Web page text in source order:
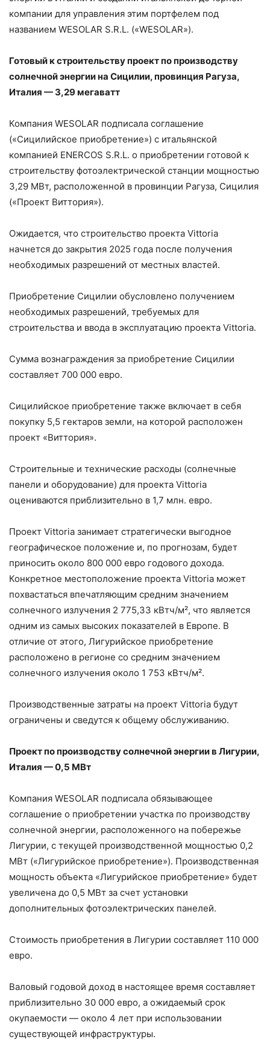
компании для управления этим портфелем под
названием WESOLAR S.R.L. («WESOLAR»).
Готовый к строительству проект по производству
солнечной энергии на Сицилии, провинция Рагуза,
Италия — 3,29 мегаватт
Компания WESOLAR подписала соглашение
(«Сицилийское приобретение») с итальянской
компанией ENERCOS S.R.L. о приобретении готовой к
строительству фотоэлектрической станции мощностью
3,29 МВт, расположенной в провинции Рагуза, Сицилия
(«Проект Виттория»).
Ожидается, что строительство проекта Vittoria
начнется до закрытия 2025 года после получения
необходимых разрешений от местных властей.
Приобретение Сицилии обусловлено получением
необходимых разрешений, требуемых для
строительства и ввода в эксплуатацию проекта Vittoria.
Сумма вознаграждения за приобретение Сицилии
составляет 700 000 евро.
Сицилийское приобретение также включает в себя
покупку 5,5 гектаров земли, на которой расположен
проект «Виттория».
Строительные и технические расходы (солнечные
панели и оборудование) для проекта Vittoria
оцениваются приблизительно в 1,7 млн. евро.
Проект Vittoria занимает стратегически выгодное
географическое положение и, по прогнозам, будет
приносить около 800 000 евро годового дохода.
Конкретное местоположение проекта Vittoria может
похвастаться впечатляющим средним значением
солнечного излучения 2 775,33 кВтч/м², что является
одним из самых высоких показателей в Европе. В
отличие от этого, Лигурийское приобретение
расположено в регионе со средним значением
солнечного излучения около 1 753 кВтч/м².
Производственные затраты на проект Vittoria будут
ограничены и сведутся к общему обслуживанию.
Проект по производству солнечной энергии в Лигурии,
Италия — 0,5 МВт
Компания WESOLAR подписала обязывающее
соглашение о приобретении участка по производству
солнечной энергии, расположенного на побережье
Лигурии, с текущей производственной мощностью 0,2
МВт («Лигурийское приобретение»). Производственная
мощность объекта «Лигурийское приобретение» будет
увеличена до 0,5 МВт за счет установки
дополнительных фотоэлектрических панелей.
Стоимость приобретения в Лигурии составляет 110 000
евро.
Валовый годовой доход в настоящее время составляет
приблизительно 30 000 евро, а ожидаемый срок
окупаемости — около 4 лет при использовании
существующей инфраструктуры.